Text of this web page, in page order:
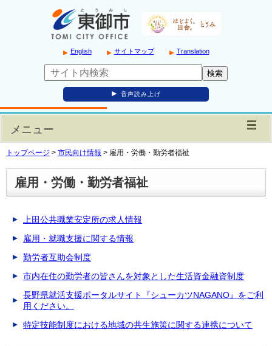
English サイトマップ Translation
音声読み上げ
メニュー
トップページ > 市民向け情報 > 雇用・労働・勤労者福祉
雇用・労働・勤労者福祉
上田公共職業安定所の求人情報
雇用・就職支援に関する情報
勤労者互助会制度
市内在住の勤労者の皆さんを対象とした生活資金融資制度
長野県就活支援ポータルサイト『シューカツNAGANO』をご利
用ください。
特定技能制度における地域の共生施策に関する連携について